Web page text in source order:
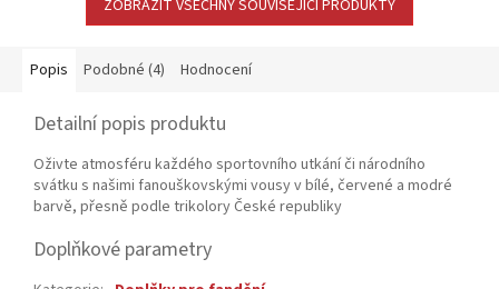
ZOBRAZIT VŠECHNY SOUVISEJÍCÍ PRODUKTY
Popis Podobné (4) Hodnocení
Detailní popis produktu
Oživte atmosféru každého sportovního utkání či národního
svátku s našimi fanouškovskými vousy v bílé, červené a modré
barvě, přesně podle trikolory České republiky
Doplňkové parametry